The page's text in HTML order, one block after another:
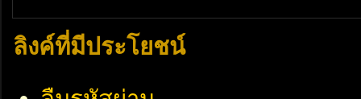
ลิงค์ที่มีประโยชน์